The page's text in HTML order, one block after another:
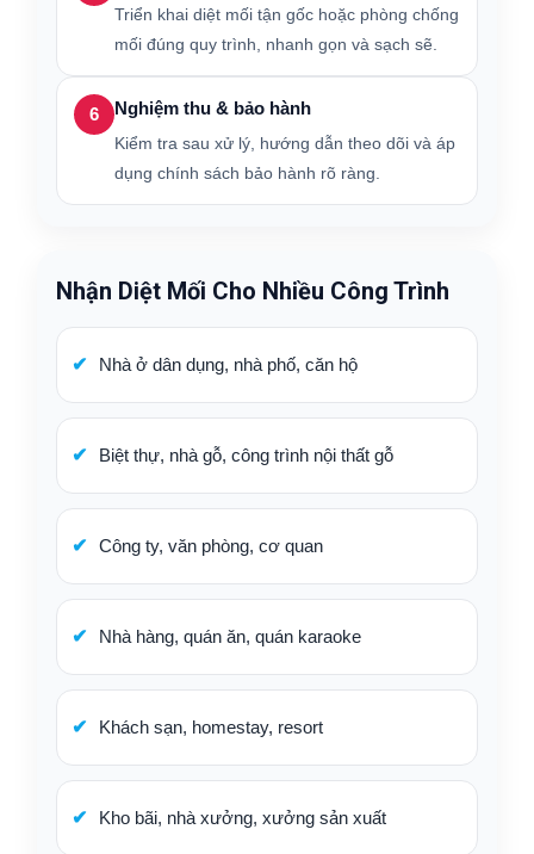
Triển khai diệt mối tận gốc hoặc phòng chống
mối đúng quy trình, nhanh gọn và sạch sẽ.
6 Nghiệm thu & bảo hành
Kiểm tra sau xử lý, hướng dẫn theo dõi và áp
dụng chính sách bảo hành rõ ràng.
Nhận Diệt Mối Cho Nhiều Công Trình
Nhà ở dân dụng, nhà phố, căn hộ
Biệt thự, nhà gỗ, công trình nội thất gỗ
Công ty, văn phòng, cơ quan
Nhà hàng, quán ăn, quán karaoke
Khách sạn, homestay, resort
Kho bãi, nhà xưởng, xưởng sản xuất